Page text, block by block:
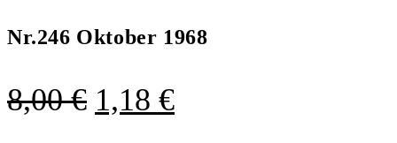
Nr.246 Oktober 1968
8,00€ Ursprünglicher
1,18 €Aktueller